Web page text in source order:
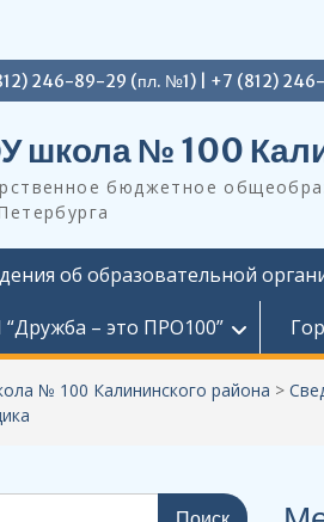
246-89-29 (пл. №1) | +7 (812)
школа № 100
бюджетное
об образовательной
– это ПРО100”
№ 100 Калининского района >